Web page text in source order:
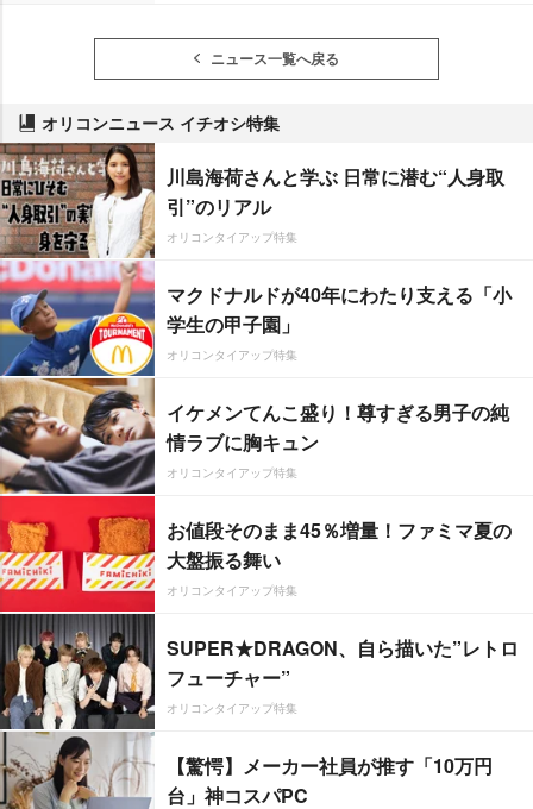
ニュース一覧へ戻る
オリコンニュース イチオシ特集
川島海荷さんと学ぶ 日常に潜む“人身取
引”のリアル
オリコンタイアップ特集
マクドナルドが40年にわたり支える「小
学生の甲子園」
オリコンタイアップ特集
イケメンてんこ盛り！尊すぎる男子の純
情ラブに胸キュン
オリコンタイアップ特集
お値段そのまま45％増量！ファミマ夏の
大盤振る舞い
オリコンタイアップ特集
SUPER★DRAGON、自ら描いた”レトロ
フューチャー”
オリコンタイアップ特集
【驚愕】メーカー社員が推す「10万円
台」神コスパPC